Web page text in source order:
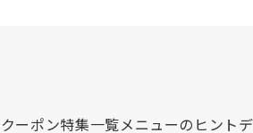
クーポン特集一覧メニューのヒント